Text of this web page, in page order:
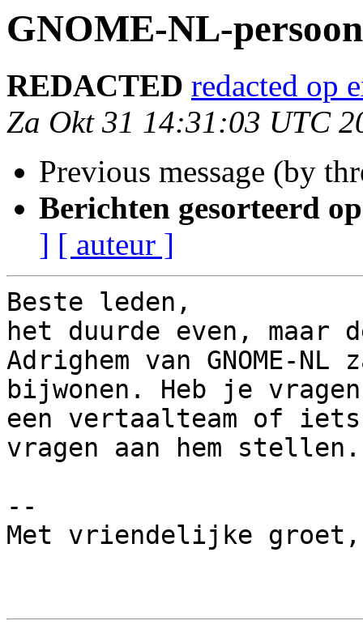
GNOME-NL-persoon
REDACTED redacted op
Za Okt 31 14:31:03 UTC
Previous message (by
Berichten gesorteerd
] [ auteur ]
Beste leden,
het duurde even, maar
Adrighem van GNOME-
bijwonen. Heb je
een vertaalteam of
vragen aan hem stellen.
--
Met vriendelijke groet,